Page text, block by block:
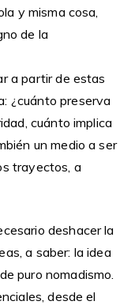
y misma cosa,
de la
a partir de estas
¿cuánto preserva
cuánto implica
un medio a ser
trayectos, a
deshacer la
a saber: la idea
puro nomadismo.
desde el